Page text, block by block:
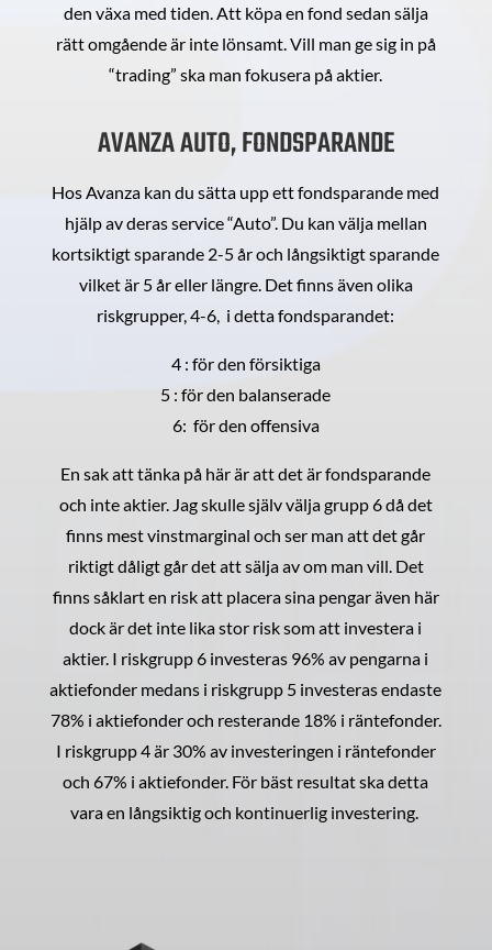
den växa med tiden. Att köpa en fond sedan sälja
rätt omgående är inte lönsamt. Vill man ge sig in på
“trading” ska man fokusera på aktier.
AVANZA AUTO, FONDSPARANDE
Hos Avanza kan du sätta upp ett fondsparande med
hjälp av deras service “Auto”. Du kan välja mellan
kortsiktigt sparande 2-5 år och långsiktigt sparande
vilket är 5 år eller längre. Det finns även olika
riskgrupper, 4-6, i detta fondsparandet:
4 : för den försiktiga
5 : för den balanserade
6: för den offensiva
En sak att tänka på här är att det är fondsparande
och inte aktier. Jag skulle själv välja grupp 6 då det
finns mest vinstmarginal och ser man att det går
riktigt dåligt går det att sälja av om man vill. Det
finns såklart en risk att placera sina pengar även här
dock är det inte lika stor risk som att investera i
aktier. I riskgrupp 6 investeras 96% av pengarna i
aktiefonder medans i riskgrupp 5 investeras endaste
78% i aktiefonder och resterande 18% i räntefonder.
I riskgrupp 4 är 30% av investeringen i räntefonder
och 67% i aktiefonder. För bäst resultat ska detta
vara en långsiktig och kontinuerlig investering.